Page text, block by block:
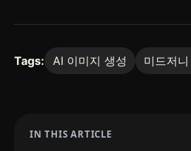
Tags: AI 이미지 생성 미드저
IN THIS ARTICLE